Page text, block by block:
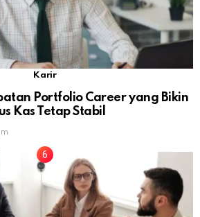
Karir
Portfolio Career yang Bikin
Kas Tetap Stabil